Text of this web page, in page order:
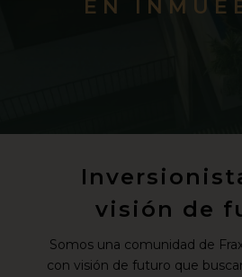
EN
visión de
Somos una comunidad de
con visión de futuro que